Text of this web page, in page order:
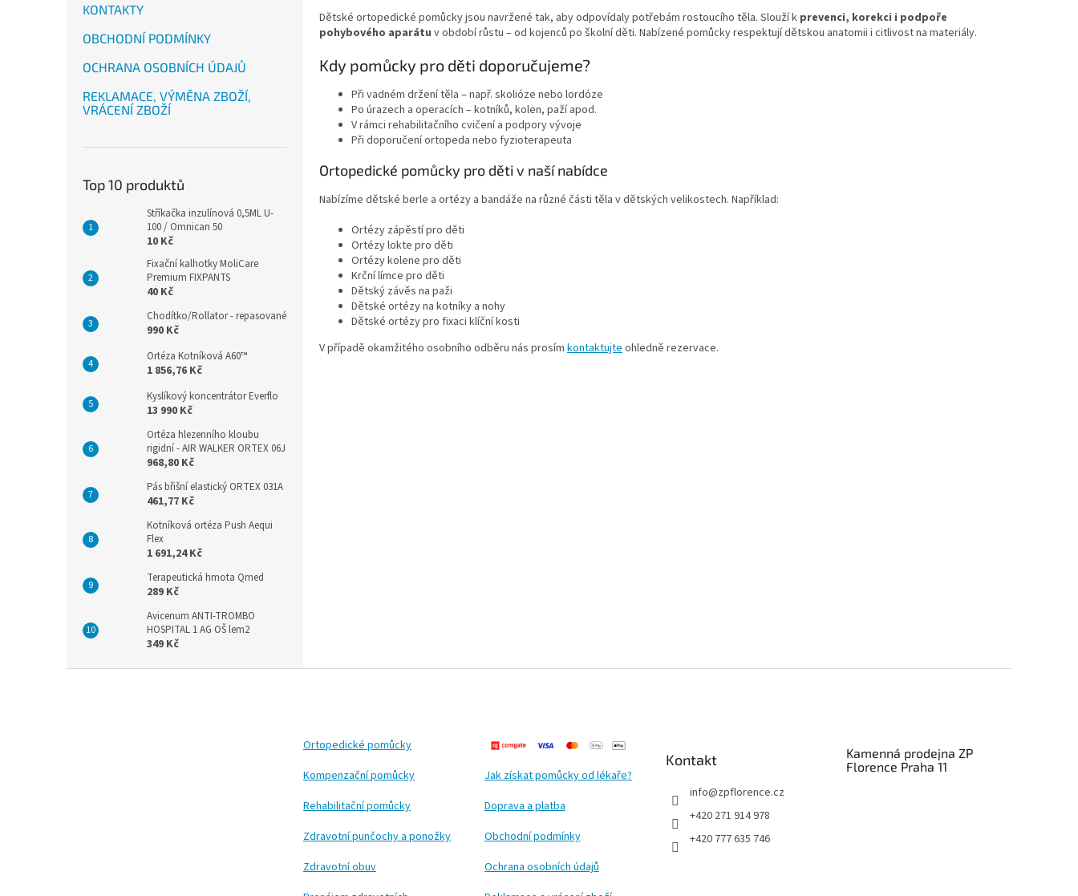
KONTAKTY
OBCHODNÍ PODMÍNKY
OCHRANA OSOBNÍCH ÚDAJŮ
REKLAMACE, VÝMĚNA ZBOŽÍ,
VRÁCENÍ ZBOŽÍ
Top 10 produktů
Stříkačka inzulínová 0,5ML U-
100 / Omnican 50
10 Kč
Fixační kalhotky MoliCare
Premium FIXPANTS
40 Kč
Chodítko/Rollator - repasované
990 Kč
Ortéza Kotníková A60™
1 856,76 Kč
Kyslíkový koncentrátor Everflo
13 990 Kč
Ortéza hlezenního kloubu
rigidní - AIR WALKER ORTEX 06J
968,80 Kč
Pás břišní elastický ORTEX 031A
461,77 Kč
Kotníková ortéza Push Aequi
Flex
1 691,24 Kč
Terapeutická hmota Qmed
289 Kč
Avicenum ANTI-TROMBO
HOSPITAL 1 AG OŠ lem2
349 Kč
í
p
n
í
Dětské ortopedické pomůcky jsou navržené tak, aby odpovídaly potřebám rostoucího těla. Slouží k prevenci, korekci i podpoře
pohybového aparátu v období růstu – od kojenců po školní děti. Nabízené pomůcky respektují dětskou anatomii i citlivost na materiály.
Kdy pomůcky pro děti doporučujeme?
Při vadném držení těla – např. skolióze nebo lordóze
Po úrazech a operacích – kotníků, kolen, paží apod.
V rámci rehabilitačního cvičení a podpory vývoje
Při doporučení ortopeda nebo fyzioterapeuta
Ortopedické pomůcky pro děti v naší nabídce
Nabízíme dětské berle a ortézy a bandáže na různé části těla v dětských velikostech. Například:
Ortézy zápěstí pro děti
Ortézy lokte pro děti
Ortézy kolene pro děti
Krční límce pro děti
Dětský závěs na paži
Dětské ortézy na kotníky a nohy
Dětské ortézy pro fixaci klíční kosti
V případě okamžitého osobního odběru nás prosím kontaktujte ohledně rezervace.
Ortopedické pomůcky
Kompenzační pomůcky
Rehabilitační pomůcky
Zdravotní punčochy a ponožky
Zdravotní obuv
Jak získat pomůcky od lékaře?
Doprava a platba
Obchodní podmínky
Ochrana osobních údajů
Kontakt
info@zpflorence.cz
+420 271 914 978
+420 777 635 746
Kamenná prodejna ZP
Florence Praha 11